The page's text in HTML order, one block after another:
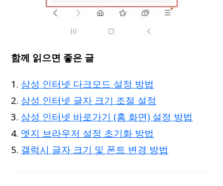
함께 읽으면 좋은 글
삼성 인터넷 다크모드 설정 방법
삼성 인터넷 글자 크기 조절 설정
삼성 인터넷 바로가기 (홈 화면) 설정 방법
엣지 브라우저 설정 초기화 방법
갤럭시 글자 크기 및 폰트 변경 방법